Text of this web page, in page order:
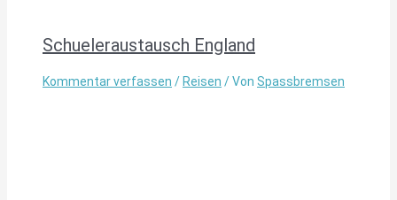
Schueleraustausch England
Kommentar verfassen / Reisen / Von Spassbremsen